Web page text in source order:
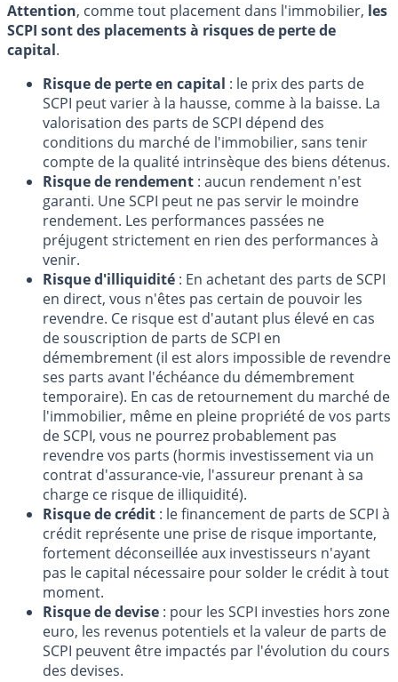
Attention, comme tout placement dans l'immobilier, les
SCPI sont des placements à risques de perte de
capital.
Risque de perte en capital : le prix des parts de
SCPI peut varier à la hausse, comme à la baisse. La
valorisation des parts de SCPI dépend des
conditions du marché de l'immobilier, sans tenir
compte de la qualité intrinsèque des biens détenus.
Risque de rendement : aucun rendement n'est
garanti. Une SCPI peut ne pas servir le moindre
rendement. Les performances passées ne
préjugent strictement en rien des performances à
venir.
Risque d'illiquidité : En achetant des parts de SCPI
en direct, vous n'êtes pas certain de pouvoir les
revendre. Ce risque est d'autant plus élevé en cas
de souscription de parts de SCPI en
démembrement (il est alors impossible de revendre
ses parts avant l'échéance du démembrement
temporaire). En cas de retournement du marché de
l'immobilier, même en pleine propriété de vos parts
de SCPI, vous ne pourrez probablement pas
revendre vos parts (hormis investissement via un
contrat d'assurance-vie, l'assureur prenant à sa
charge ce risque de illiquidité).
Risque de crédit : le financement de parts de SCPI à
crédit représente une prise de risque importante,
fortement déconseillée aux investisseurs n'ayant
pas le capital nécessaire pour solder le crédit à tout
moment.
Risque de devise : pour les SCPI investies hors zone
euro, les revenus potentiels et la valeur de parts de
SCPI peuvent être impactés par l'évolution du cours
des devises.